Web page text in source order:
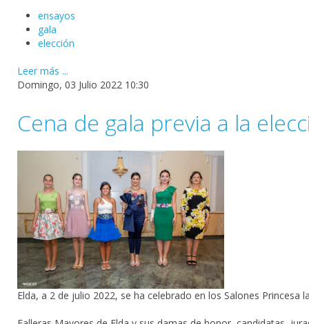
ensayos
gala
elección
Leer más ...
Domingo, 03 Julio 2022 10:30
Cena de gala previa a la
Elda, a 2 de julio 2022, se ha celebrado en los Salones Princesa